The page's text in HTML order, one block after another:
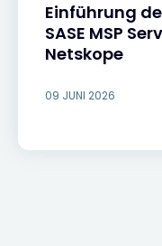
Einführung
SASE MSP
Netskope
09 JUNI 2026